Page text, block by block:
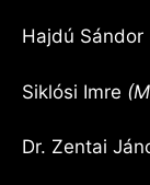
Hajdú Sándor
Siklósi Imre
Dr. Zentai